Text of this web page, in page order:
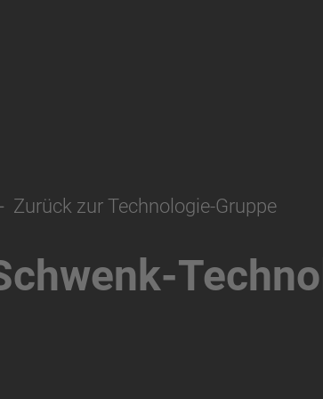
Zurück zur Technologie-Gruppe